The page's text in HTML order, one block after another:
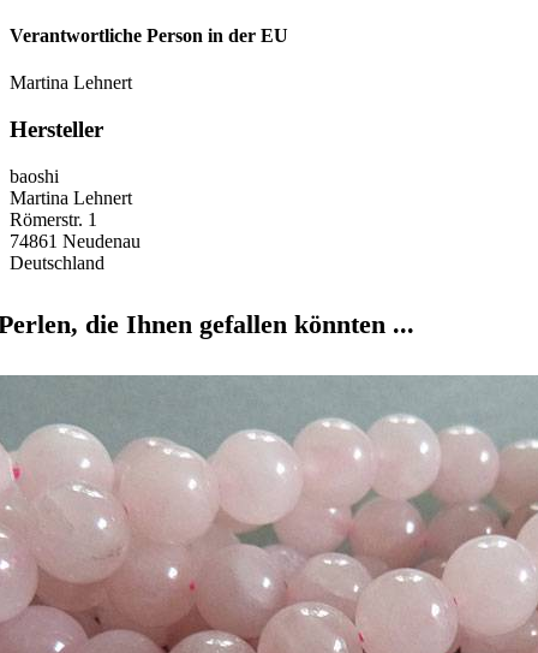
Verantwortliche Person in der EU
Martina Lehnert
Hersteller
baoshi
Martina Lehnert
Römerstr. 1
74861 Neudenau
Deutschland
die Ihnen gefallen könnten ...